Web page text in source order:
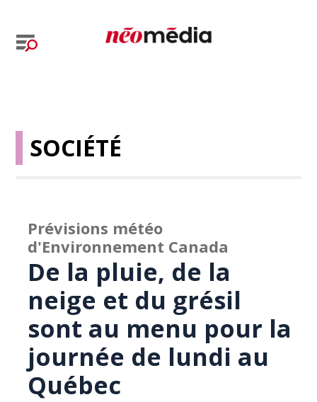
SOCIÉTÉ
Prévisions météo
d'Environnement Canada
De la pluie, de la
neige et du grésil
sont au menu pour la
journée de lundi au
Québec